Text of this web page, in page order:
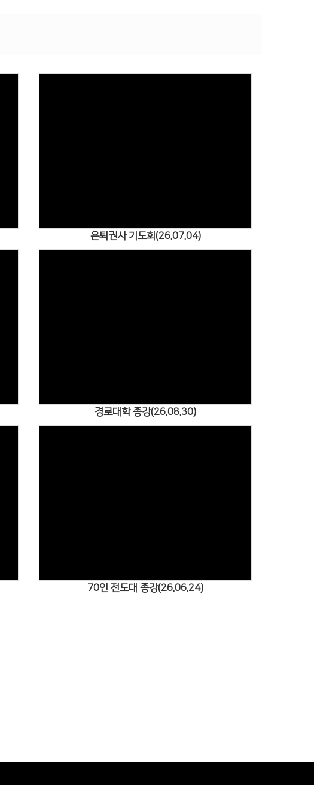
은퇴권사 기도회(26.07.04)
경로대학 종강(26.08.30)
70인 전도대 종강(26.06.24)